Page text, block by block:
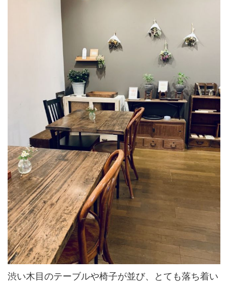
渋い木目のテーブルや椅子が並び、とても落ち着い